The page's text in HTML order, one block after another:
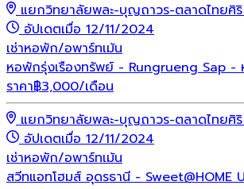
แยกวิทยาลัยพละ-บุญถาวร-ตลาดไทยศิ
อัปเดตเมื่อ 12/11/2024
เช่าหอพัก/อพาร์ทเม้น
หอพักรุ่งเรืองทรัพย์ - Rungrueng Sap
ราคา฿3,000/เดือน
แยกวิทยาลัยพละ-บุญถาวร-ตลาดไทยศิ
อัปเดตเมื่อ 12/11/2024
เช่าหอพัก/อพาร์ทเม้น
สวีทแอทโฮมส์ อุดรธานี -